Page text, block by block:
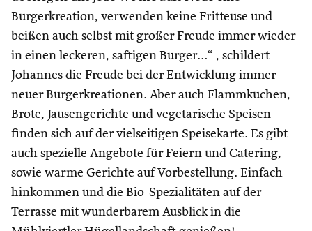
Burgerkreation, verwenden keine Fritteuse und
beißen auch selbst mit großer Freude immer wieder
in einen leckeren, saftigen Burger…“ , schildert
Johannes die Freude bei der Entwicklung immer
neuer Burgerkreationen. Aber auch Flammkuchen,
Brote, Jausengerichte und vegetarische Speisen
finden sich auf der vielseitigen Speisekarte. Es gibt
auch spezielle Angebote für Feiern und Catering,
sowie warme Gerichte auf Vorbestellung. Einfach
hinkommen und die Bio-Spezialitäten auf der
Terrasse mit wunderbarem Ausblick in die